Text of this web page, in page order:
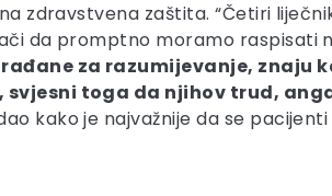
zdravstvena zaštita. “Četiri
da promptno moramo
za razumijevanje,
toga da njihov trud,
kako je najvažnije da se